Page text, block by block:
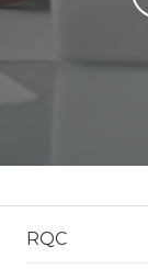
RQC